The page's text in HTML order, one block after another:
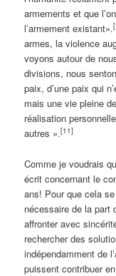
armements et que
l’armement existant».
armes, la violence
voyons autour de
divisions, nous
paix, d’une paix qui
mais une vie pleine
réalisation
autres ».[11]
Comme je voudrais
écrit concernant le
ans! Pour que cela
nécessaire de la part
affronter avec
rechercher des
indépendamment de
puissent contribuer